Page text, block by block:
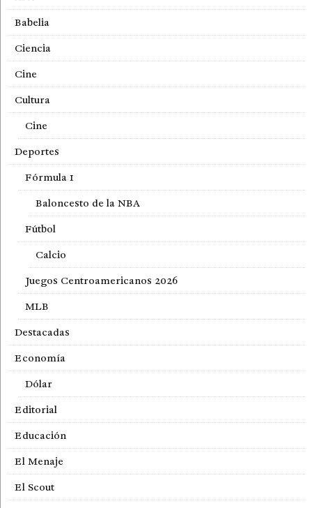
Babelia
Ciencia
Cine
Cultura
Cine
Deportes
Fórmula 1
Baloncesto de la NBA
Fútbol
Calcio
Juegos Centroamericanos 2026
MLB
Destacadas
Economía
Dólar
Editorial
Educación
El Menaje
El Scout